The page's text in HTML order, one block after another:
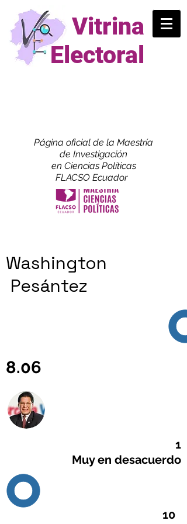
Vitrina
Electoral
Página oficial de la Maestría
de Investigación
en Ciencias Políticas
FLACSO Ecuador
Washington
Pesántez
8.06
1
Muy en desacuerdo
10